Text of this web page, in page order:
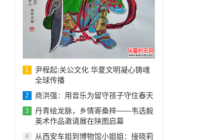
1
尹程起:关公文化 华夏文明凝心铸魂
全球传播
2 商洪强：用音乐为留守孩子守住春天
3
丹青绘龙脉，乡情寄桑梓——韦选毅
美术作品邀请展在陕图启幕
4
从西安车姐到博物馆小姐姐：接晓莉